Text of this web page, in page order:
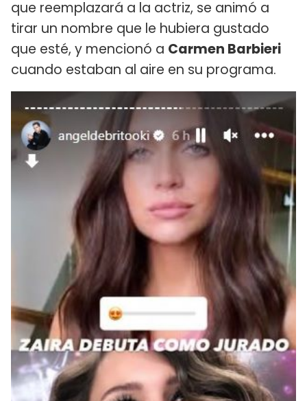
que reemplazará a la actriz, se animó a
tirar un nombre que le hubiera gustado
que esté, y mencionó a Carmen Barbieri
cuando estaban al aire en su programa.